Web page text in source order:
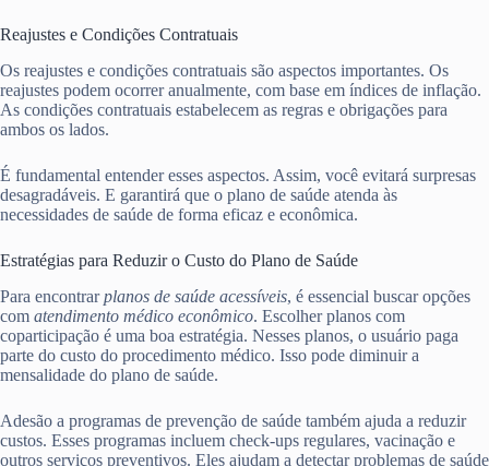
Reajustes e Condições Contratuais
Os reajustes e condições contratuais são aspectos importantes. Os
reajustes podem ocorrer anualmente, com base em índices de inflação.
As condições contratuais estabelecem as regras e obrigações para
ambos os lados.
É fundamental entender esses aspectos. Assim, você evitará surpresas
desagradáveis. E garantirá que o plano de saúde atenda às
necessidades de saúde de forma eficaz e econômica.
Estratégias para Reduzir o Custo do Plano de Saúde
Para encontrarplanos de saúde acessíveis, é essencial buscar opções
com atendimento médico econômico. Escolher planos com
coparticipação é uma boa estratégia. Nesses planos, o usuário paga
parte do custo do procedimento médico. Isso pode diminuir a
mensalidade do plano de saúde.
Adesão a programas de prevenção de saúde também ajuda a reduzir
custos. Esses programas incluem check-ups regulares, vacinação e
outros serviços preventivos. Eles ajudam a detectar problemas de saúde